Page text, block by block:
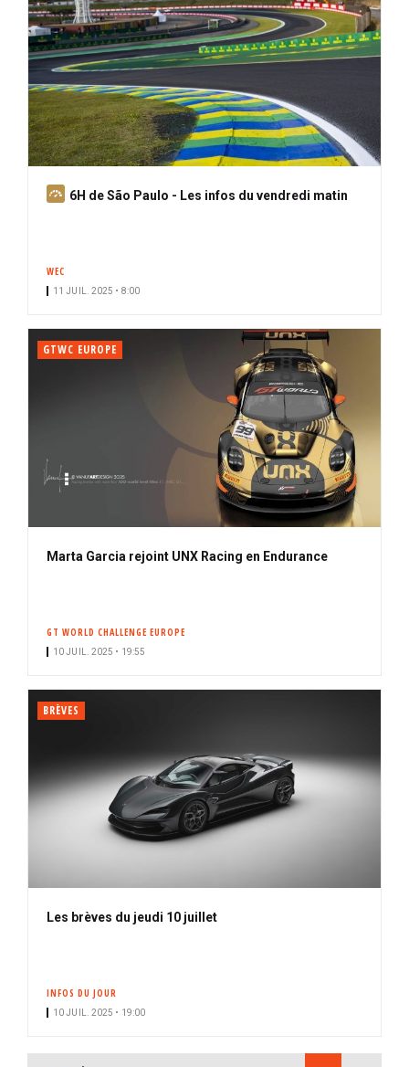
A
6H de São Paulo - Les infos du vendredi matin
WEC
11 JUIL. 2025 • 8:00
GTWC EUROPE
Marta Garcia rejoint UNX Racing en Endurance
GT WORLD CHALLENGE EUROPE
10 JUIL. 2025 • 19:55
BRÈVES
Les brèves du jeudi 10 juillet
INFOS DU JOUR
10 JUIL. 2025 • 19:00